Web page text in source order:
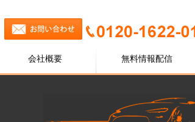
会社概要 無料情報配信